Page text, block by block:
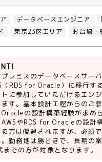
データベースエンジニア
東京23区エリア お台場・
レミスのデータベースサー
（RDS for Oracle）に移行す
トに参加していただけるエン
ます。基本設計工程からのご
Oracleの設計構築経験が求め
AWSやRDS for Oracleの設計
方は優遇されますが、必須
勤務地は勝どきで、長期の案
までの方が対象となります。